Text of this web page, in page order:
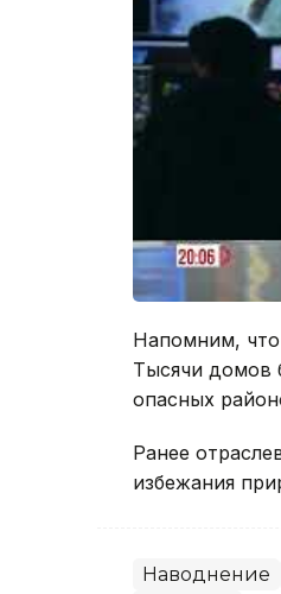
Напомним, что
Тысячи домов
опасных
Ранее
избежания
Наводнение